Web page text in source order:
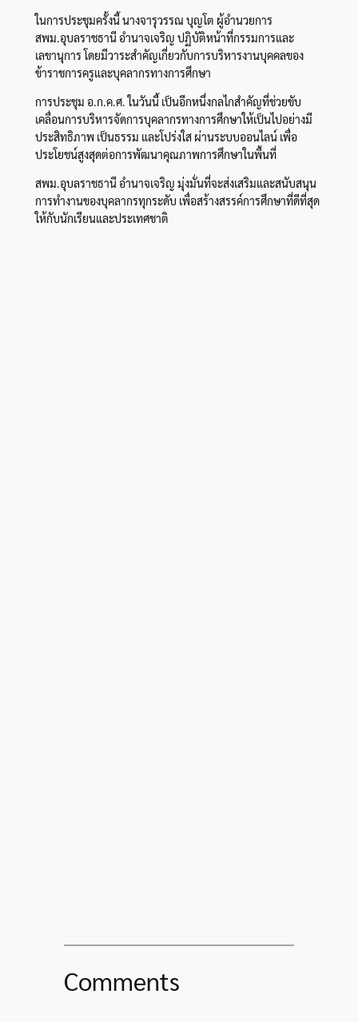
ในการประชุมครั้งนี้ นางจารุวรรณ บุญโต ผู้อำนวยการ
สพม.อุบลราชธานี อำนาจเจริญ ปฏิบัติหน้าที่กรรมการและ
เลขานุการ โดยมีวาระสำคัญเกี่ยวกับการบริหารงานบุคคลของ
ข้าราชการครูและบุคลากรทางการศึกษา
การประชุม อ.ก.ค.ศ. ในวันนี้ เป็นอีกหนึ่งกลไกสำคัญที่ช่วยขับ
เคลื่อนการบริหารจัดการบุคลากรทางการศึกษาให้เป็นไปอย่างมี
ประสิทธิภาพ เป็นธรรม และโปร่งใส ผ่านระบบออนไลน์ เพื่อ
ประโยชน์สูงสุดต่อการพัฒนาคุณภาพการศึกษาในพื้นที่
สพม.อุบลราชธานี อำนาจเจริญ มุ่งมั่นที่จะส่งเสริมและสนับสนุน
การทำงานของบุคลากรทุกระดับ เพื่อสร้างสรรค์การศึกษาที่ดีที่สุด
ให้กับนักเรียนและประเทศชาติ
Comments